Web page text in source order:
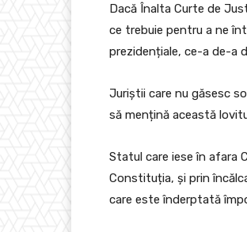
Dacă Înalta Curte de
ce trebuie pentru a ne
prezidențiale, ce-a de-a
Juriștii care nu găsesc
să mențină această
Statul care iese în afara
Constituția, și prin
care este înderptată